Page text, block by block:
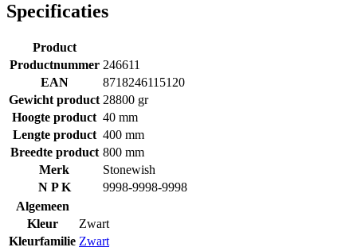
Specificaties
Product
Productnummer 246611
EAN
8718246115120
Gewicht product 28800 gr
Hoogte product 40 mm
Lengte product 400 mm
Breedte product 800 mm
Merk
Stonewish
N P K
9998-9998-9998
Algemeen
Kleur
Zwart
Kleurfamilie Zwart